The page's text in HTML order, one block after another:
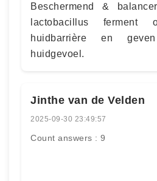
Beschermend &
lactobacillus ferment
huidbarrière en
huidgevoel.
Jinthe van de Velden
2025-09-30 23:49:57
Count answers : 9